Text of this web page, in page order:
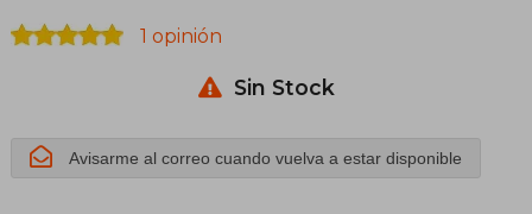
1 opinión
Sin Stock
Avisarme al correo cuando vuelva a estar disponible